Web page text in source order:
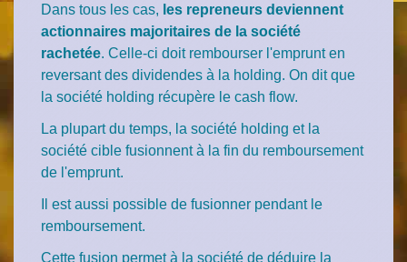
Dans tous les cas, les repreneurs deviennent
actionnaires majoritaires de la société
rachetée. Celle-ci doit rembourser l'emprunt en
reversant des dividendes à la holding. On dit que
la société holding récupère le cash flow.
La plupart du temps, la société holding et la
société cible fusionnent à la fin du remboursement
de l'emprunt.
Il est aussi possible de fusionner pendant le
remboursement.
Cette fusion permet à la société de déduire la